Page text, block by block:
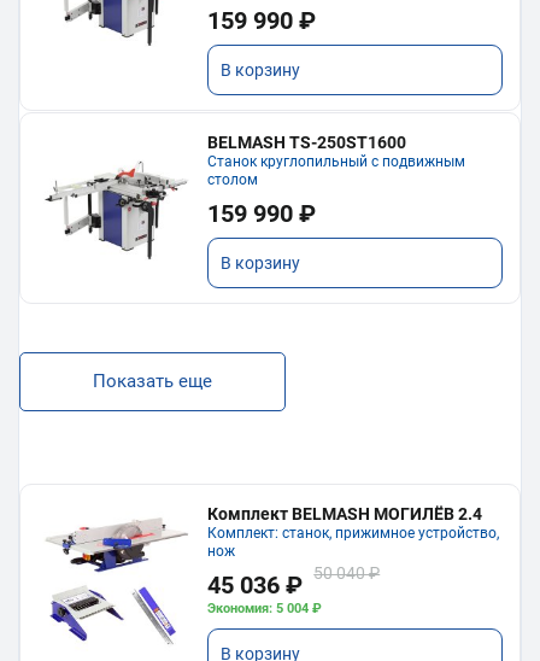
159 990 ₽
В корзину
BELMASH TS-250ST1600
Станок круглопильный с подвижным
столом
159 990 ₽
В корзину
Показать еще
Комплект BELMASH МОГИЛЁВ 2.4
Комплект: станок, прижимное устройство,
нож
45 036 ₽ 50 040 ₽
Экономия: 5 004 ₽
В корзину